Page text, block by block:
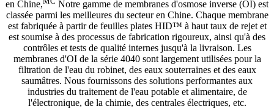
en Chine,
Notre gamme de membranes d'osmose inverse (OI) est
classée parmi les meilleures du secteur en Chine. Chaque membrane
est fabriquée à partir de feuilles plates HID™ à haut taux de rejet et
est soumise à des processus de fabrication rigoureux, ainsi qu'à des
contrôles et tests de qualité internes jusqu'à la livraison. Les
membranes d'OI de la série 4040 sont largement utilisées pour la
filtration de l'eau du robinet, des eaux souterraines et des eaux
saumâtres. Nous fournissons des solutions performantes aux
industries du traitement de l'eau potable et alimentaire, de
l'électronique, de la chimie, des centrales électriques, etc.